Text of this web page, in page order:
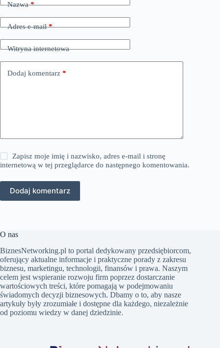
Nazwa*
Adres e-mail*
Witryna internetowa
Dodaj komentarz *
Zapisz moje imię i nazwisko, adres e-mail i stronę
internetową w tej przeglądarce do następnego komentowania.
Dodaj komentarz
O nas
BiznesNetworking.pl to portal dedykowany przedsiębiorcom,
oferujący aktualne informacje i praktyczne porady z zakresu
biznesu, marketingu, technologii, finansów i prawa. Naszym
celem jest wspieranie rozwoju firm poprzez dostarczanie
wartościowych treści, które pomagają w podejmowaniu
świadomych decyzji biznesowych. Dbamy o to, aby nasze
artykuły były zrozumiałe i dostępne dla każdego, niezależnie
od poziomu wiedzy w danej dziedzinie.